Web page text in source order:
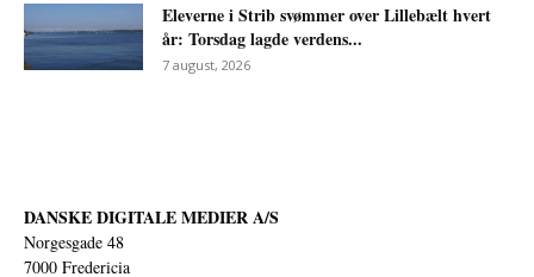
Eleverne i Strib svømmer over Lillebælt hvert
år: Torsdag lagde verdens...
7 august, 2026
DANSKE DIGITALE MEDIER A/S
Norgesgade 48
7000 Fredericia